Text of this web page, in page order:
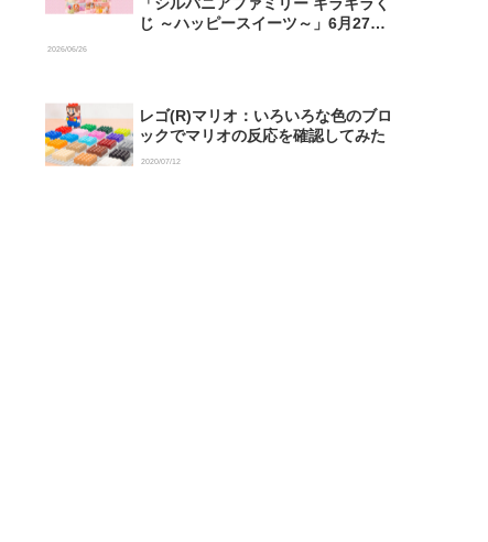
「シルバニアファミリー キラキラく
じ ～ハッピースイーツ～」6月27日
2026/06/26
レゴ(R)マリオ：いろいろな色のブロ
ックでマリオの反応を確認してみた
2020/07/12